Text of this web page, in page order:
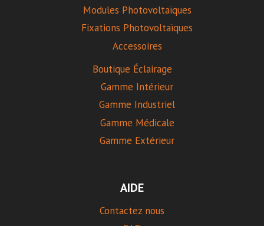
Modules Photovoltaïques
Fixations Photovoltaïques
Accessoires
Boutique Éclairage
Gamme Intérieur
Gamme Industriel
Gamme Médicale
Gamme Extérieur
AIDE
Contactez nous